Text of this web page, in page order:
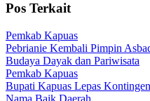
Pos Terkait
Pemkab Kapuas
Pebrianie Kembali Pimpin
Budaya Dayak dan Pariwisata
Pemkab Kapuas
Bupati Kapuas Lepas
Nama Baik Daerah